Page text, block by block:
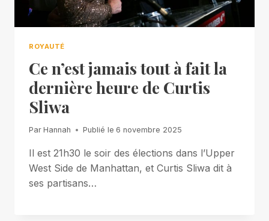
ROYAUTÉ
Ce n’est jamais tout à fait la
dernière heure de Curtis
Sliwa
Par Hannah Publié le 6 novembre 2025
Il est 21h30 le soir des élections dans l’Upper
West Side de Manhattan, et Curtis Sliwa dit à
ses partisans…